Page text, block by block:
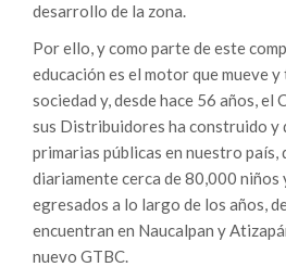
desarrollo de la zona.
Por ello, y como parte de este
educación es el motor que mueve
sociedad y, desde hace 56 años, el
sus Distribuidores ha construido y
primarias públicas en nuestro país,
diariamente cerca de 80,000 niños
egresados a lo largo de los años,
encuentran en Naucalpan y
nuevo GTBC.